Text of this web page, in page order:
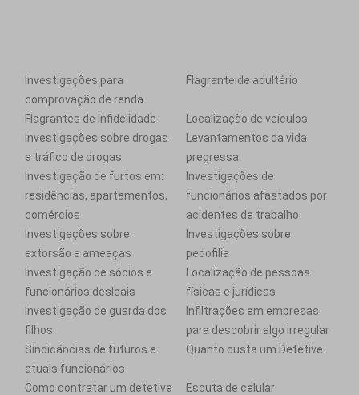
Investigações para
comprovação de renda
Flagrante de adultério
Flagrantes de infidelidade
Localização de veículos
Investigações sobre drogas
e tráfico de drogas
Levantamentos da vida
pregressa
Investigação de furtos em:
residências, apartamentos,
comércios
Investigações de
funcionários afastados por
acidentes de trabalho
Investigações sobre
extorsão e ameaças
Investigações sobre
pedofilia
Investigação de sócios e
funcionários desleais
Localização de pessoas
físicas e jurídicas
Investigação de guarda dos
filhos
Infiltrações em empresas
para descobrir algo irregular
Sindicâncias de futuros e
atuais funcionários
Quanto custa um Detetive
Como contratar um detetive
Escuta de celular